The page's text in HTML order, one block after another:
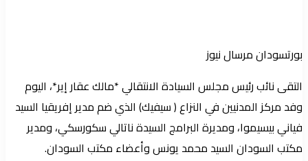
بورتسودان مرسال نيوز
التقى نائب رئيس مجلس السيادة الانتقالي *مالك عقار إير*، اليوم
وفد مركز المدنيين في النزاع ( سيفيك) الذي ضم مدير إفريقيا السيد
فياني بيسيموا، ومديرة البرامج السيدة ناتالي سكورسكي، ومدير
مكتب السودان السيد محمد يونس وأعضاء مكتب السودان.